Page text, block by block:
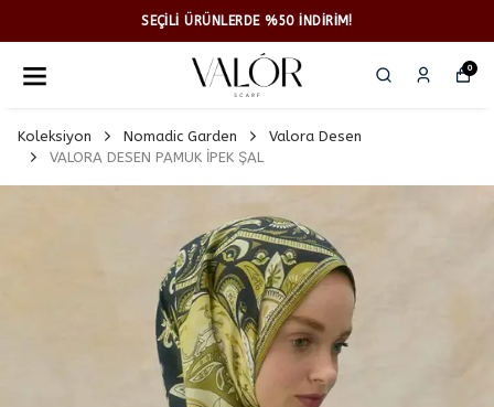
SEÇİLİ ÜRÜNLERDE %50 İNDİRİM!
0
Koleksiyon Nomadic Garden
Valora Desen
VALORA DESEN PAMUK İPEK ŞAL